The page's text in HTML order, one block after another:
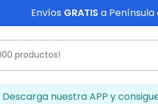
Envíos GRATIS a Península
Descarga nuestra APP y